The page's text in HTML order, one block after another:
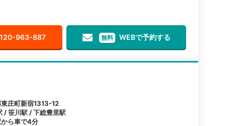
963-887 無料 WEBで予約する
庄町新宿1313-12
/ 笹川駅 / 下総豊里駅
ら車で4分